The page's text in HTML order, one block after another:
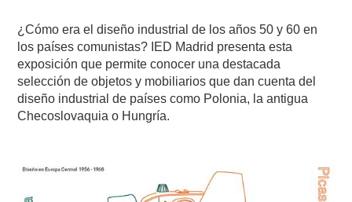
¿Cómo era el diseño industrial de los años 50 y 60 en
los países comunistas? IED Madrid presenta esta
exposición que permite conocer una destacada
selección de objetos y mobiliarios que dan cuenta del
diseño industrial de países como Polonia, la antigua
Checoslovaquia o Hungría.